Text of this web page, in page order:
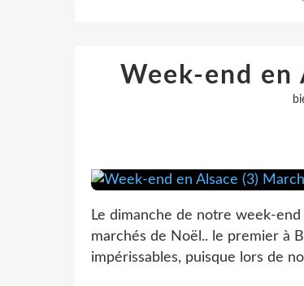
Week-end en
Le dimanche de notre week-
marchés de Noël.. le premier à
impérissables, puisque lors de